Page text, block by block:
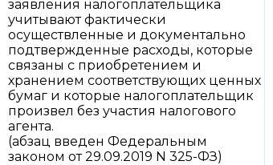
заявления налогоплательщика
учитывают фактически
осуществленные и документально
подтвержденные расходы, которые
связаны с приобретением и
хранением соответствующих ценных
бумаг и которые налогоплательщик
произвел без участия налогового
агента.
(абзац введен Федеральным
законом от 29.09.2019 N 325-ФЗ)